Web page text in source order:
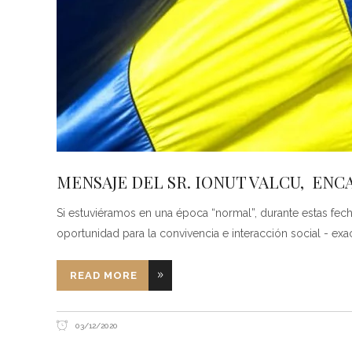
MENSAJE DEL SR. IONUT VALCU,
Si estuviéramos en una época “normal”, durante estas
oportunidad para la convivencia e interacción social -
READ MORE
03/12/2020